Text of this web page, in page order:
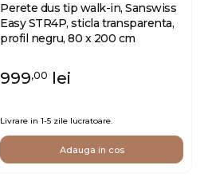
Perete dus tip walk-in, Sanswiss
Easy STR4P, sticla transparenta,
profil negru, 80 x 200 cm
999,00 lei
Livrare in 1-5 zile lucratoare.
Adauga in cos